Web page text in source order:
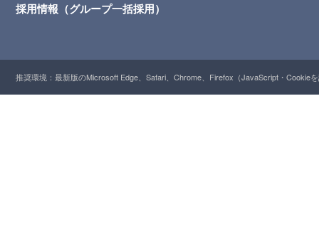
採用情報（グループ一括採用）
推奨環境：最新版のMicrosoft Edge、Safari、Chrome、Firefox（JavaScript・Cookie